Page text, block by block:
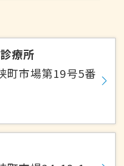
療所
町市場第19号5番